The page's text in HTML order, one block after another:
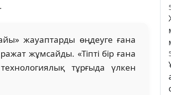
жауаптарды өңдеуге ғана
жұмсайды. «Тіпті бір ғана
тұрғыда үлкен